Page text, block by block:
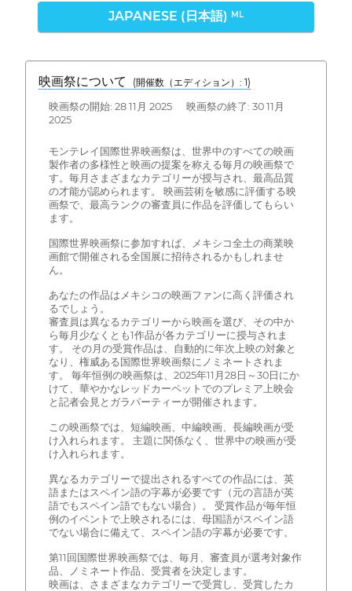
JAPANESE (日本語) ML
映画祭について (開催数（エディション）: 1)
映画祭の開始: 28 11月 2025 映画祭の終了: 30 11月
2025
モンテレイ国際世界映画祭は、世界中のすべての映画
製作者の多様性と映画の提案を称える毎月の映画祭で
す。毎月さまざまなカテゴリーが授与され、最高品質
の才能が認められます。 映画芸術を敏感に評価する映
画祭で、最高ランクの審査員に作品を評価してもらい
ます。
国際世界映画祭に参加すれば、メキシコ全土の商業映
画館で開催される全国展に招待されるかもしれませ
ん。
あなたの作品はメキシコの映画ファンに高く評価され
るでしょう。
審査員は異なるカテゴリーから映画を選び、その中か
ら毎月少なくとも1作品が各カテゴリーに授与されま
す。 その月の受賞作品は、自動的に年次上映の対象と
なり、権威ある国際世界映画祭にノミネートされま
す。 毎年恒例の映画祭は、2025年11月28日～30日にか
けて、華やかなレッドカーペットでのプレミア上映会
と記者会見とガラパーティーが開催されます。
この映画祭では、短編映画、中編映画、長編映画が受
け入れられます。 主題に関係なく、世界中の映画が受
け入れられます。
異なるカテゴリーで提出されるすべての作品には、英
語またはスペイン語の字幕が必要です（元の言語が英
語でもスペイン語でもない場合）。 受賞作品が毎年恒
例のイベントで上映されるには、母国語がスペイン語
でない場合に備えて、スペイン語の字幕が必要です。
第11回国際世界映画祭では、毎月、審査員が選考対象作
品、ノミネート作品、受賞者を決定します。
映画は、さまざまなカテゴリーで受賞し、受賞したカ